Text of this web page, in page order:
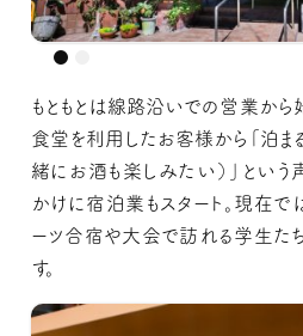
もともとは線路沿いでの営業から
食堂を利用したお客様から「泊ま
緒にお酒も楽しみたい）」という
かけに宿泊業もスタート。現在で
ーツ合宿や大会で訪れる学生た
す。